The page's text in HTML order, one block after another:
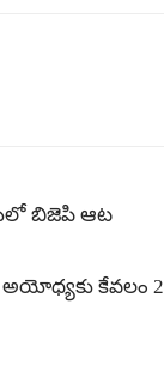
బిజెపి ఆట
అయోధ్యకు కేవలం 2